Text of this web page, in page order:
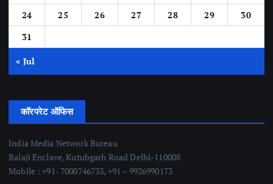
24
25 26 27 28 29
30
31
« Jul
कॉरपरेट ऑफिस
India Media Network Bureau
Balaji Enclave, Kutubgarh Road Delhi-110008
Mobile : +91- 7000746733, +91 – 9926990173